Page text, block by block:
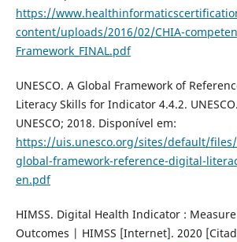
https://
content/uploads/2016/02/CHIA-
Framework_FINAL.pdf
UNESCO. A Global Framework of
Literacy Skills for Indicator 4.4.2.
UNESCO; 2018. Disponível em:
https://uis.unesco.org/sites/default/
global-framework-reference-digital-
en.pdf
HIMSS. Digital Health Indicator :
Outcomes | HIMSS [Internet]. 2020